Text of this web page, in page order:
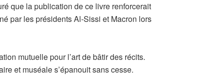
que la publication de ce livre renforcerait
par les présidents Al-Sissi et Macron lors
mutuelle pour l’art de bâtir des récits.
et muséale s’épanouit sans cesse.